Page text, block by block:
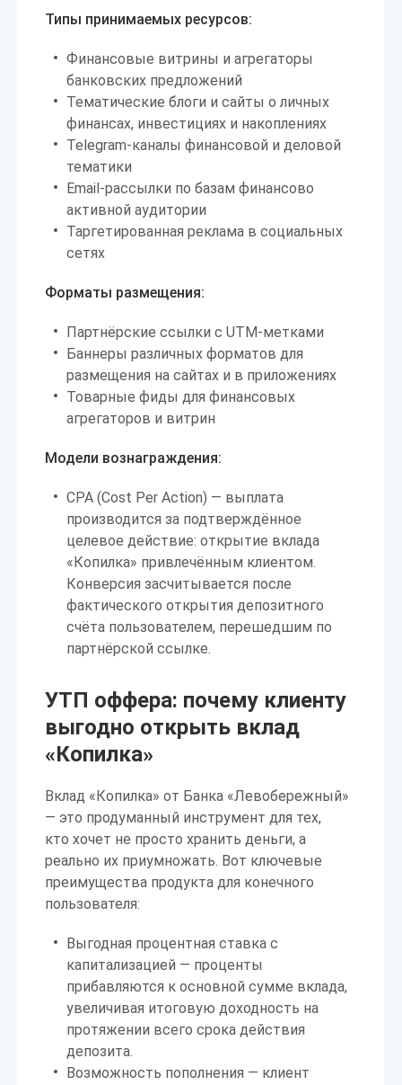
Типы принимаемых ресурсов:
Финансовые витрины и агрегаторы
банковских предложений
Тематические блоги и сайты о личных
финансах, инвестициях и накоплениях
Telegram-каналы финансовой и деловой
тематики
Email-рассылки по базам финансово
активной аудитории
Таргетированная реклама в социальных
сетях
Форматы размещения:
Партнёрские ссылки с UTM-метками
Баннеры различных форматов для
размещения на сайтах и в приложениях
Товарные фиды для финансовых
агрегаторов и витрин
Модели вознаграждения:
CPA (Cost Per Action) — выплата
производится за подтверждённое
целевое действие: открытие вклада
«Копилка» привлечённым клиентом.
Конверсия засчитывается после
фактического открытия депозитного
счёта пользователем, перешедшим по
партнёрской ссылке.
УТП оффера: почему клиенту
выгодно открыть вклад
«Копилка»
Вклад «Копилка» от Банка «Левобережный»
— это продуманный инструмент для тех,
кто хочет не просто хранить деньги, а
реально их приумножать. Вот ключевые
преимущества продукта для конечного
пользователя:
Выгодная процентная ставка с
капитализацией — проценты
прибавляются к основной сумме вклада,
увеличивая итоговую доходность на
протяжении всего срока действия
депозита.
Возможность пополнения — клиент